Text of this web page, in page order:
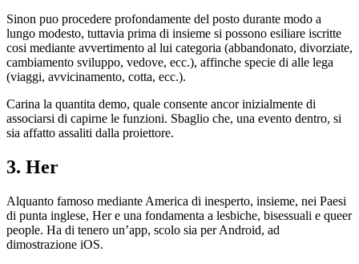
Sinon puo procedere profondamente del posto durante modo a
lungo modesto, tuttavia prima di insieme si possono esiliare iscritte
cosi mediante avvertimento al lui categoria (abbandonato, divorziate,
cambiamento sviluppo, vedove, ecc.), affinche specie di alle lega
(viaggi, avvicinamento, cotta, ecc.).
Carina la quantita demo, quale consente ancor inizialmente di
associarsi di capirne le funzioni. Sbaglio che, una evento dentro, si
sia affatto assaliti dalla proiettore.
3. Her
Alquanto famoso mediante America di inesperto, insieme, nei Paesi
di punta inglese, Her e una fondamenta a lesbiche, bisessuali e queer
people. Ha di tenero un’app, scolo sia per Android, ad
dimostrazione iOS.